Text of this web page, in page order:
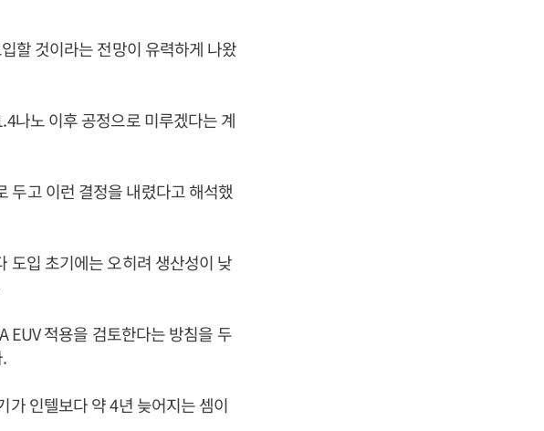
할 것이라는 전망이 유력하게 나왔
나노 이후 공정으로 미루겠다는 계
두고 이런 결정을 내렸다고 해석했
도입 초기에는 오히려 생산성이 낮
EUV 적용을 검토한다는 방침을 두
가 인텔보다 약 4년 늦어지는 셈이